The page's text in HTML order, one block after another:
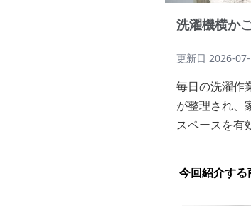
洗濯機横か
更新日 2026-
毎日の洗濯作
が整理され、
スペースを有
今回紹介する